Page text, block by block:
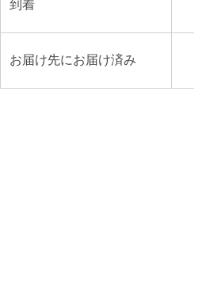
到着
お届け先にお届け済み